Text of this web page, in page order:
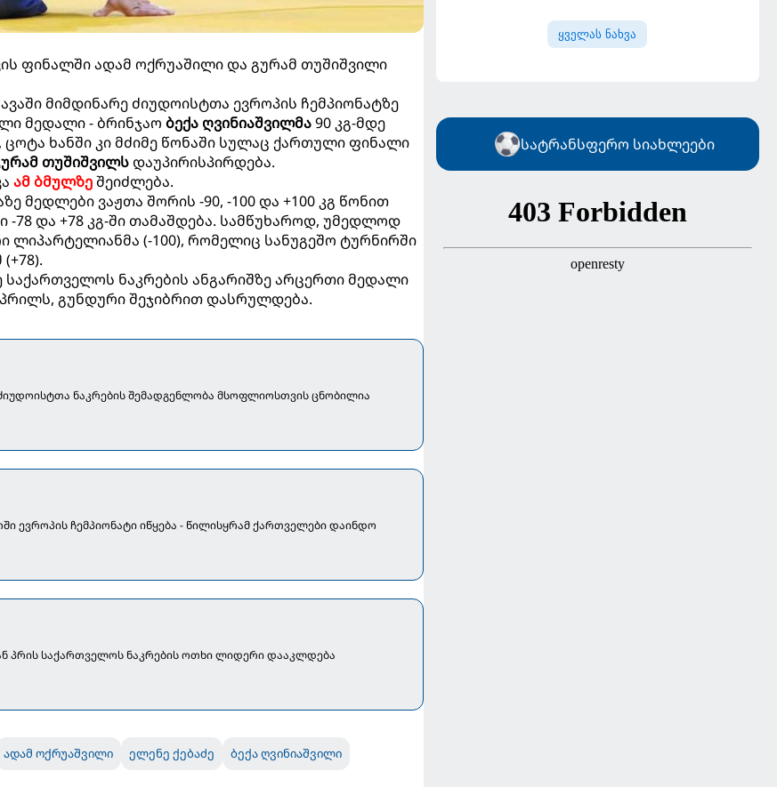
ფინალში ადამ ოქრუაშილი და გურამ თუშიშვილი
მიმდინარე ძიუდოისტთა ევროპის ჩემპიონატზე
მედალი - ბრინჯაო ბექა ღვინიაშვილმა90 კგ-მდე
ხანში კი მძიმე წონაში სულაც ქართული ფინალი
თუშიშვილსდაუპირისპირდება.
ამ ბმულზეშეიძლება.
მედლები ვაჟთა შორის -90, -100 და +100 კგ წონით
78 და +78 კგ-ში თამაშდება. სამწუხაროდ, უმედლოდ
(-100), რომელიც სანუგეშო ტურნირში
ნაკრების ანგარიშზე არცერთი მედალი
გუნდური შეჯიბრით დასრულდება.
ნაკრების შემადგენლობა მსოფლიოსთვის ცნობილია
ევროპის ჩემპიონატი იწყება - წილისყრამ ქართველები დაინდო
პრის საქართველოს ნაკრების ოთხი ლიდერი დააკლდება
ადამ ოქრუაშვილი ელენე ქებაძე ბექა ღვინიაშვილი
ბრაზილიელის
ყოფილი აგენტი
ყველას ნახვა
სატრანსფერო სიახლეები